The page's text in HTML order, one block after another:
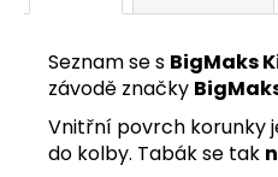
Seznam se s BigMaks
závodě značky
Vnitřní povrch korunky
do kolby. Tabák se tak